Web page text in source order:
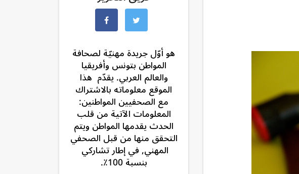
هو أوّل جريدة مهنيّة لصحافة
المواطن بتونس وأفريقيا
والعالم العربي. يقدّم هذا
الموقع معلوماته بالاشتراك
مع الصحفيين المواطنين:
المعلومات الآتية من قلب
الحدث يقدمها المواطن ويتم
التحقق منها من قبل الصحفي
المهني, في إطار تشاركي
بنسبة 100٪.